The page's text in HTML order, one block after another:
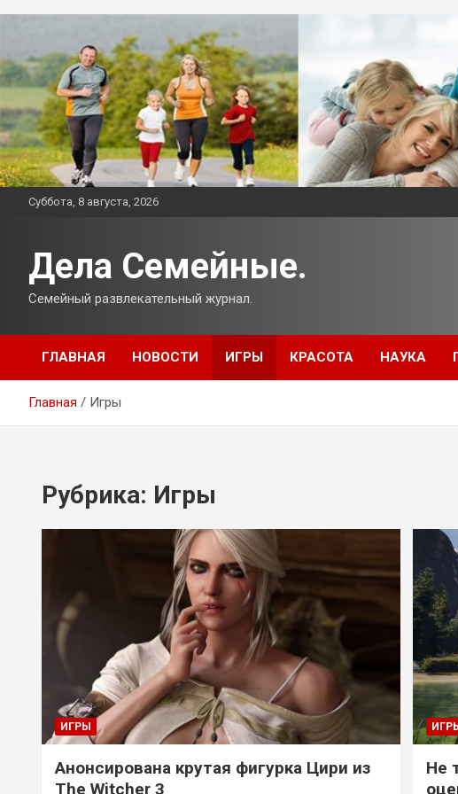
содержимому
Суббота, 8 августа, 2026
Дела Семейные.
Семейный развлекательный журнал.
ГЛАВНАЯ НОВОСТИ ИГРЫ КРАСОТА НАУКА
Главная Игры
Рубрика: Игры
ИГРЫ
Анонсирована крутая фигурка Цири из
The Witcher 3
ИГРЫ
Не